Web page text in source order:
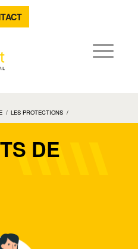
/ LES PROTECTIONS /
DE